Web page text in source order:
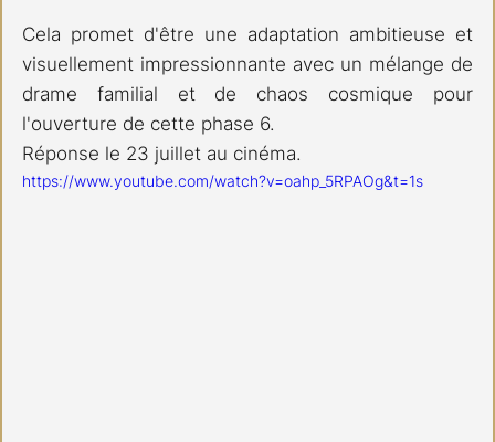
Cela promet d'être une adaptation ambitieuse et
visuellement impressionnante avec un mélange de
drame familial et de chaos cosmique pour
l'ouverture de cette phase 6.
Réponse le 23 juillet au cinéma.
https://www.youtube.com/watch?v=oahp_5RPAOg&t=1s